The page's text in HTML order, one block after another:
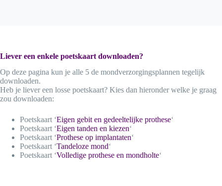
Liever een enkele poetskaart downloaden?
Op deze pagina kun je alle 5 de mondverzorgingsplannen tegelijk
downloaden.
Heb je liever een losse poetskaart? Kies dan hieronder welke je graag
zou downloaden:
Poetskaart ‘Eigen gebit en gedeeltelijke prothese‘
Poetskaart ‘Eigen tanden en kiezen‘
Poetskaart ‘Prothese op implantaten‘
Poetskaart ‘Tandeloze mond‘
Poetskaart ‘Volledige prothese en mondholte‘